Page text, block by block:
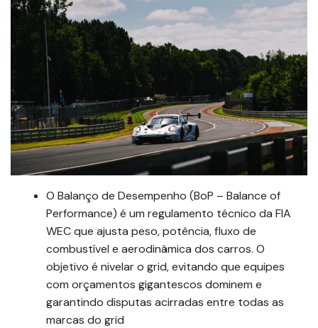
O Balanço de Desempenho (BoP – Balance of
Performance) é um regulamento técnico da FIA
WEC que ajusta peso, potência, fluxo de
combustível e aerodinâmica dos carros. O
objetivo é nivelar o grid, evitando que equipes
com orçamentos gigantescos dominem e
garantindo disputas acirradas entre todas as
marcas do grid